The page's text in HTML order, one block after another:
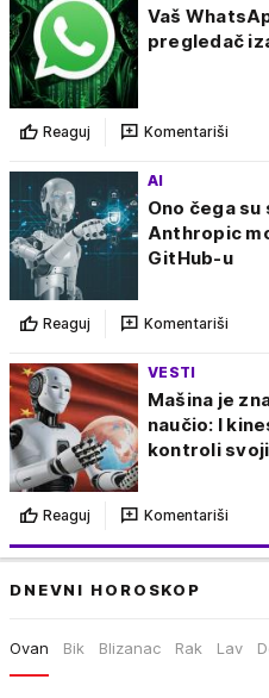
Vaš
pregledač
Reaguj Komentariši
AI
Ono čega
Anthropic
GitHub-u
Reaguj Komentariši
VESTI
Mašina je
naučio: I
kontroli
Reaguj Komentariši
DNEVNI HOROSKOP
Ovan Bik Blizanac Rak Lav